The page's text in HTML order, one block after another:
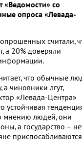
«Ведомости» со
опроса «Левада-
считали,
а 20% доверяли
что обычные
а чиновники лгут,
«Левада-Центра»
устойчивая
мнению людей, они
а государство –